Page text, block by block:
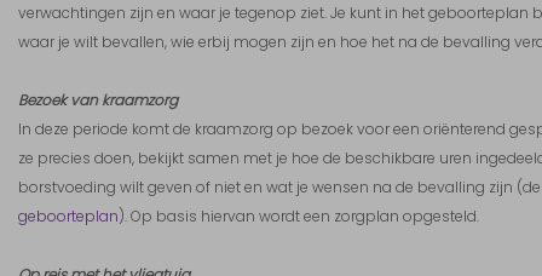
verwachtingen zijn en waar je tegenop ziet. Je kunt in het geboorteplan
waar je wilt bevallen, wie erbij mogen zijn en hoe het na de bevalling
Bezoek van kraamzorg
In deze periode komt de kraamzorg op bezoek voor een oriënterend
ze precies doen, bekijkt samen met je hoe de beschikbare uren
borstvoeding wilt geven of niet en wat je wensen na de bevalling zijn
geboorteplan). Op basis hiervan wordt een zorgplan opgesteld.